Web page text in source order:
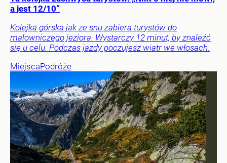
a jest 12/10”
Kolejka górska jak ze snu zabiera turystów do
malowniczego jeziora. Wystarczy 12 minut, by znaleźć
się u celu. Podczas jazdy poczujesz wiatr we włosach.
MiejscaPodróże